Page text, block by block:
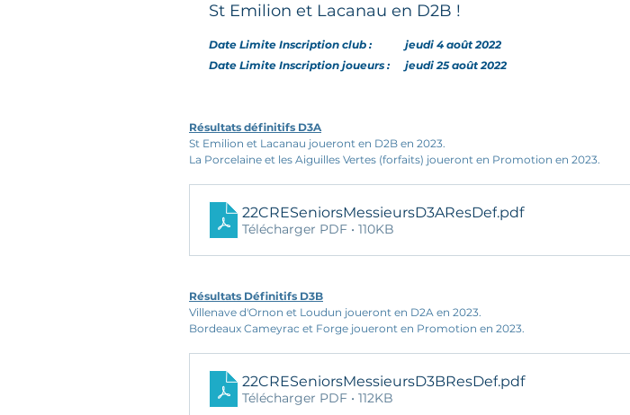
St Emilion et Lacanau en D2B !
Date Limite Inscription club :
jeudi 4 août 2022
Date Limite Inscription joueurs :
jeudi 25 août 2022
Résultats définitifs D3A
St Emilion et Lacanau joueront en D2B en 2023.
La Porcelaine et les Aiguilles Vertes (forfaits) joueront en Promotion en 2023.
22CRESeniorsMessieursD3AResDef.pdf
Télécharger PDF • 110KB
Résultats Définitifs D3B
Villenave d'Ornon et Loudun joueront en D2A en 2023.
Bordeaux Cameyrac et Forge joueront en Promotion en 2023.
22CRESeniorsMessieursD3BResDef.pdf
Télécharger PDF • 112KB